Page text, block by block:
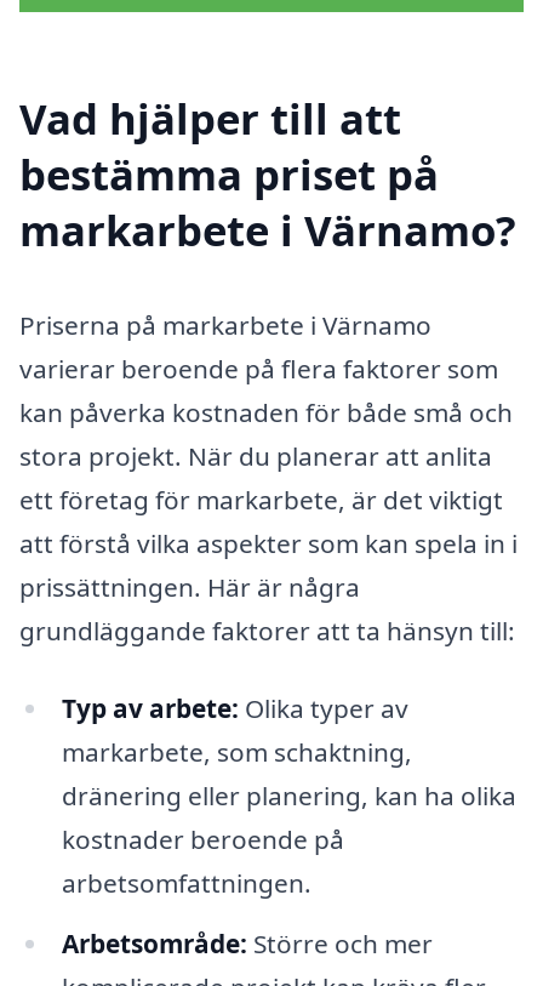
Vad hjälper till att
bestämma priset på
markarbete i Värnamo?
Priserna på markarbete i Värnamo
varierar beroende på flera faktorer som
kan påverka kostnaden för både små och
stora projekt. När du planerar att anlita
ett företag för markarbete, är det viktigt
att förstå vilka aspekter som kan spela in i
prissättningen. Här är några
grundläggande faktorer att ta hänsyn till:
Typ av arbete: Olika typer av
markarbete, som schaktning,
dränering eller planering, kan ha olika
kostnader beroende på
arbetsomfattningen.
Arbetsområde: Större och mer